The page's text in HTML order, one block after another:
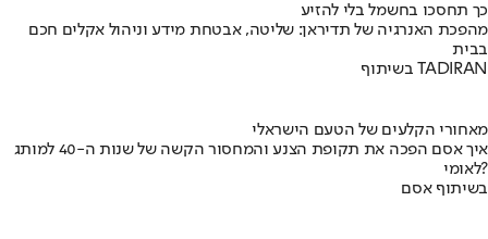
כך תחסכו בחשמל בלי להזיע
מהפכת האנרגיה של תדיראן: שליטה, אבטחת מידע וניהול אקלים חכם
בבית
בשיתוף TADIRAN
מאחורי הקלעים של הטעם הישראלי
איך אסם הפכה את תקופת הצנע והמחסור הקשה של שנות ה-40 למותג
לאומי?
בשיתוף אסם